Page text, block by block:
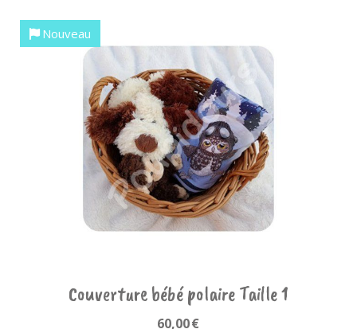
Nouveau
Couverture bébé polaire Taille 1
60,00€